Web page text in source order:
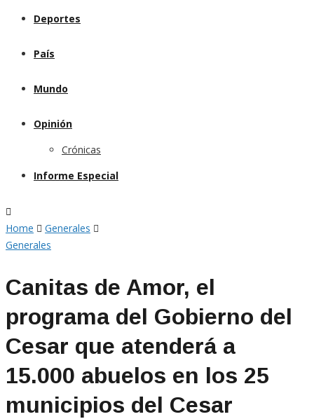
Deportes
País
Mundo
Opinión
Crónicas
Informe Especial
Home
Generales
Generales
Canitas de Amor, el
programa del Gobierno del
Cesar que atenderá a
15.000 abuelos en los 25
municipios del Cesar